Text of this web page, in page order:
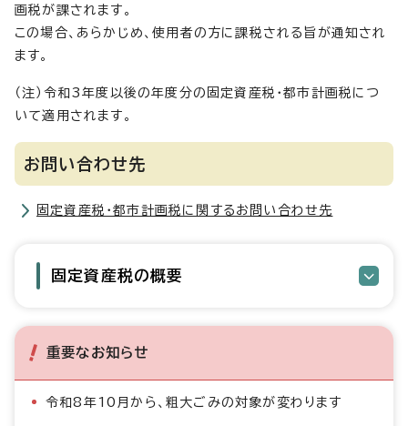
画税が課されます。
この場合、あらかじめ、使用者の方に課税される旨が通知され
ます。
（注）令和3年度以後の年度分の固定資産税・都市計画税につ
いて適用されます。
お問い合わせ先
固定資産税・都市計画税に関するお問い合わせ先
固定資産税の概要
重要なお知らせ
令和8年10月から、粗大ごみの対象が変わります